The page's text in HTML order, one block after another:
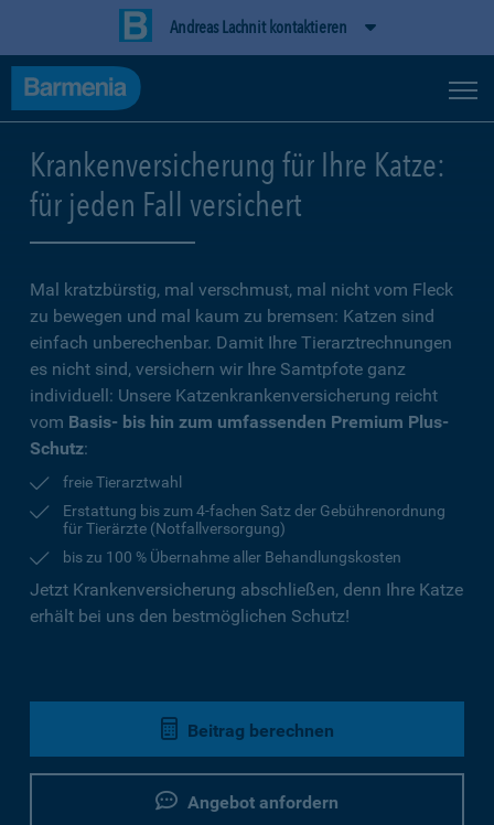
Andreas Lachnit kontaktieren
Krankenversicherung für Ihre Katze:
für jeden Fall versichert
Mal kratzbürstig, mal verschmust, mal nicht vom Fleck
zu bewegen und mal kaum zu bremsen: Katzen sind
einfach unberechenbar. Damit Ihre Tierarztrechnungen
es nicht sind, versichern wir Ihre Samtpfote ganz
individuell: Unsere Katzenkrankenversicherung reicht
vom Basis- bis hin zum umfassenden Premium Plus-
Schutz:
freie Tierarztwahl
Erstattung bis zum 4-fachen Satz der Gebührenordnung
für Tierärzte (Notfallversorgung)
bis zu 100 % Übernahme aller Behandlungskosten
Jetzt Krankenversicherung abschließen, denn Ihre Katze
erhält bei uns den bestmöglichen Schutz!
Beitrag berechnen
Angebot anfordern